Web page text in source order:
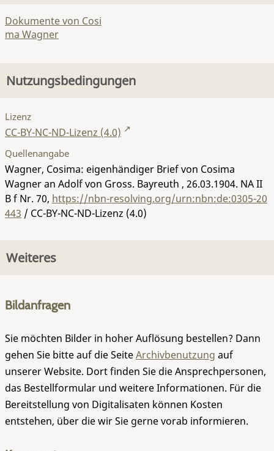
Dokumente von Cosi
ma Wagner
Nutzungsbedingungen
Lizenz
CC-BY-NC-ND-Lizenz (4.0)
Quellenangabe
Wagner, Cosima: eigenhändiger Brief von Cosima
Wagner an Adolf von Gross. Bayreuth , 26.03.1904. NA II
B f Nr. 70, https://nbn-resolving.org/urn:nbn:de:0305-20
443 / CC-BY-NC-ND-Lizenz (4.0)
Weiteres
Bildanfragen
Sie möchten Bilder in hoher Auflösung bestellen? Dann
gehen Sie bitte auf die SeiteArchivbenutzung auf
unserer Website. Dort finden Sie die Ansprechpersonen,
das Bestellformular und weitere Informationen. Für die
Bereitstellung von Digitalisaten können Kosten
entstehen, über die wir Sie gerne vorab informieren.